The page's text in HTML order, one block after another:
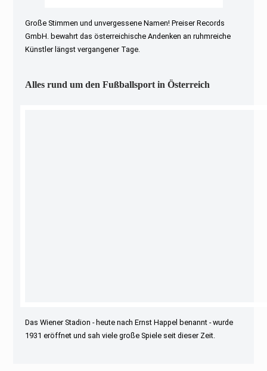
Große Stimmen und unvergessene Namen! Preiser Records
GmbH. bewahrt das österreichische Andenken an ruhmreiche
Künstler längst vergangener Tage.
Alles rund um den Fußballsport in Österreich
Das Wiener Stadion - heute nach Ernst Happel benannt - wurde
1931 eröffnet und sah viele große Spiele seit dieser Zeit.